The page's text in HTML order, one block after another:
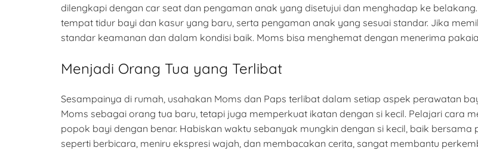
dilengkapi dengan car seat dan pengaman anak yang disetujui dan menghadap ke
tempat tidur bayi dan kasur yang baru, serta pengaman anak yang sesuai standar. Jika
standar keamanan dan dalam kondisi baik. Moms bisa menghemat dengan menerima
Menjadi Orang Tua yang Terlibat
Sesampainya di rumah, usahakan Moms dan Paps terlibat dalam setiap aspek perawatan
Moms sebagai orang tua baru, tetapi juga memperkuat ikatan dengan si kecil. Pelajari cara
popok bayi dengan benar. Habiskan waktu sebanyak mungkin dengan si kecil, baik bersama
seperti berbicara, meniru ekspresi wajah, dan membacakan cerita, sangat membantu